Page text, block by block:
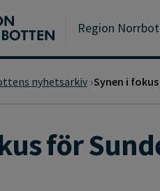
Region
nyhetsarkiv Synen i
för